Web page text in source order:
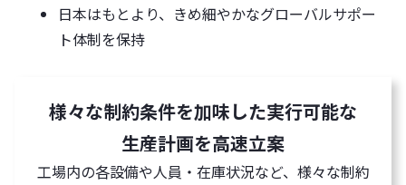
日本はもとより、きめ細やかなグローバルサポー
ト体制を保持
様々な制約条件を加味した実行可能な
生産計画を高速立案
工場内の各設備や人員・在庫状況など、様々な制約